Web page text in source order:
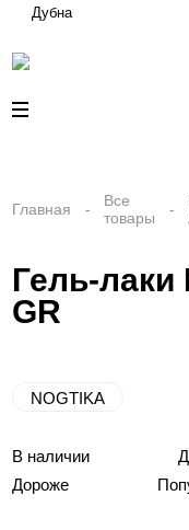
Дубна
Главная
Все
товары
Гель-лаки
GR
NOGTIKA
В наличии
Дороже